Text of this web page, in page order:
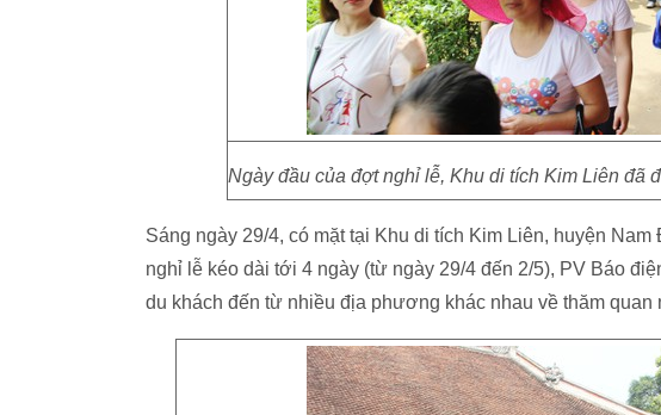
Ngày đầu của đợt nghỉ lễ, Khu di tích Kim Liên đã
Sáng ngày 29/4, có mặt tại Khu di tích Kim Liên, huyện
nghỉ lễ kéo dài tới 4 ngày (từ ngày 29/4 đến 2/5), PV Báo
du khách đến từ nhiều địa phương khác nhau về thăm quan